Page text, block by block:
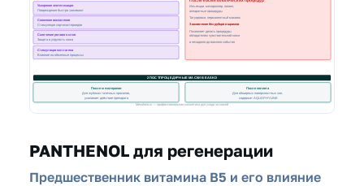
PANTHENOL для регенерации
Предшественник витамина В5 и его влияние